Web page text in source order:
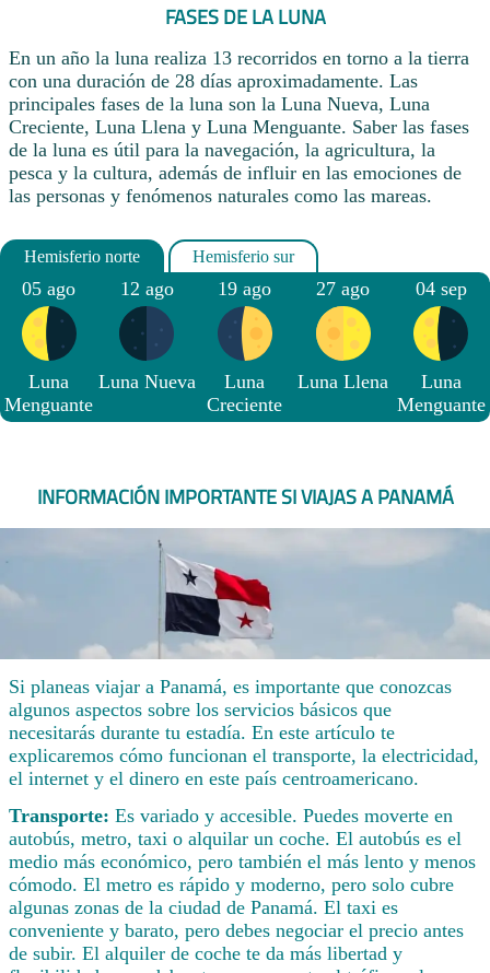
FASES DE LA LUNA
En un año la luna realiza 13 recorridos en torno a la tierra
con una duración de 28 días aproximadamente. Las
principales fases de la luna son la Luna Nueva, Luna
Creciente, Luna Llena y Luna Menguante. Saber las fases
de la luna es útil para la navegación, la agricultura, la
pesca y la cultura, además de influir en las emociones de
las personas y fenómenos naturales como las mareas.
05 ago
Luna
Menguante
12 ago
Luna Nueva
19 ago
Luna
Creciente
27 ago
Luna Llena
04 sep
Luna
Menguante
INFORMACIÓN IMPORTANTE SI VIAJAS A PANAMÁ
Si planeas viajar a Panamá, es importante que conozcas
algunos aspectos sobre los servicios básicos que
necesitarás durante tu estadía. En este artículo te
explicaremos cómo funcionan el transporte, la electricidad,
el internet y el dinero en este país centroamericano.
Transporte: Es variado y accesible. Puedes moverte en
autobús, metro, taxi o alquilar un coche. El autobús es el
medio más económico, pero también el más lento y menos
cómodo. El metro es rápido y moderno, pero solo cubre
algunas zonas de la ciudad de Panamá. El taxi es
conveniente y barato, pero debes negociar el precio antes
de subir. El alquiler de coche te da más libertad y